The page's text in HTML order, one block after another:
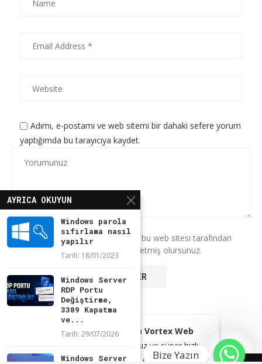
Kendi Markam olan Vortex Web
ile reklamsız ve süper hızlı
tarayıcınız ile gezinin!
Adımı, e-postamı ve web sitemi bir dahaki sefere yorum
yaptığımda bu tarayıcıya kaydet.
* Bu formu kullanarak verilerinizin bu web sitesi tarafından
saklanmasını ve işlenmesini kabul etmiş olursunuz.
AYRICA OKUYUN
Windows parola
sıfırlama nasıl
yapılır
Tarih: 18/01/2023
Windows Server
RDP Portu
Değiştirme,
3389 Kapatma
ve...
Tarih: 29/07/2026
Windows Server
Bize Yazın